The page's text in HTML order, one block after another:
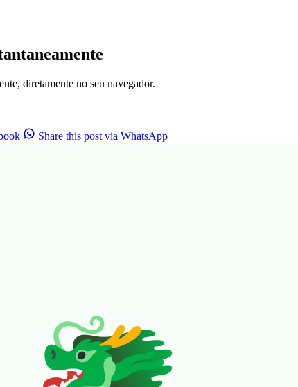
diretamente no seu navegador.
Share this post via WhatsApp